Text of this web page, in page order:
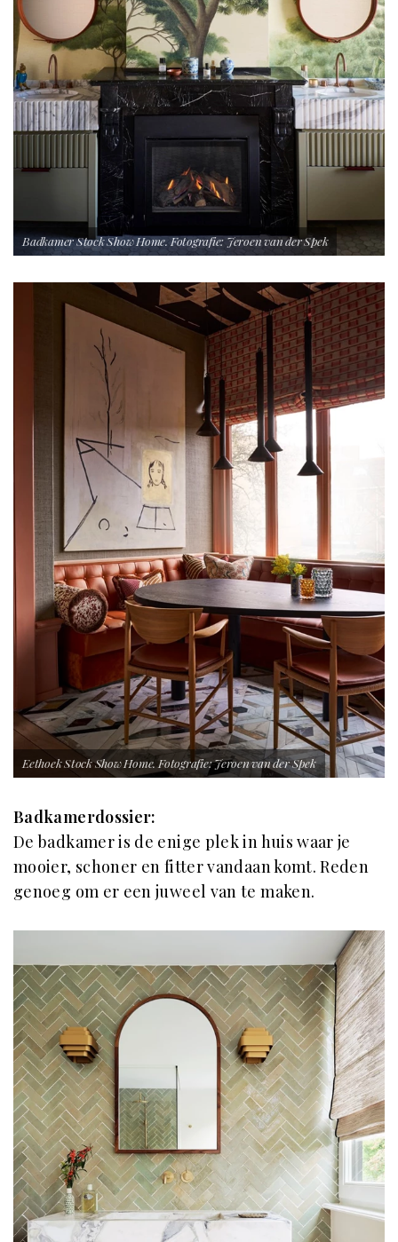
Badkamer Stock Show Home. Fotografie: Jeroen van der Spek
Eethoek Stock Show Home. Fotografie: Jeroen van der Spek
Badkamerdossier:
De badkamer is de enige plek in huis waar je
mooier, schoner en fitter vandaan komt. Reden
genoeg om er een juweel van te maken.